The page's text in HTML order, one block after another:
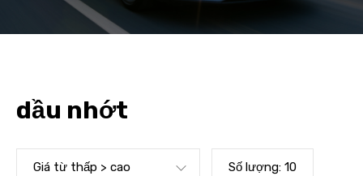
dầu nhớt
Giá từ thấp > cao Số lượng: 10